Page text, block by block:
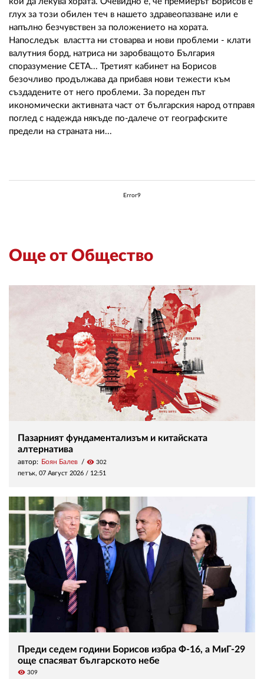
глух за този обилен теч в нашето здравеопазване или е
напълно безчувствен за положението на хората.
Напоследък властта ни стоварва и нови проблеми - клати
валутния борд, натриса ни заробващото България
споразумение СЕТА... Третият кабинет на Борисов
безочливо продължава да прибавя нови тежести към
създадените от него проблеми. За пореден път
икономически активната част от българския народ отправя
поглед с надежда някъде по-далече от географските
предели на страната ни...
Error9
Още от Общество
Пазарният фундаментализъм и китайската
алтернатива
автор: Боян Балев visibility 302
петък, 07 Август 2026 / 12:51
Преди седем години Борисов избра Ф-16, а МиГ-29
още спасяват българското небе
visibility 309